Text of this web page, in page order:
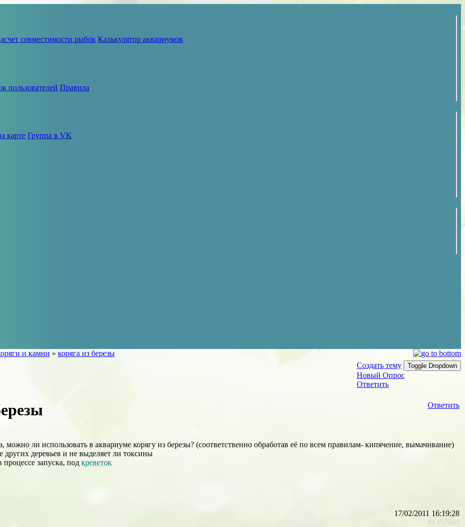
совместимости рыбок Калькулятор аквариумов
пользователей Правила
карте Группа в VK
и камни » коряга из березы
Создать тему
Toggle Dropdown
Новый Опрос
Ответить
Ответить
можно ли использовать в аквариуме корягу из березы? (соответственно обработав её по всем правилам- кипячение, вымачивание)
других деревьев и не выделяет ли токсины
запуска, под креветок
17/02/2011 16:19:28
#1357969